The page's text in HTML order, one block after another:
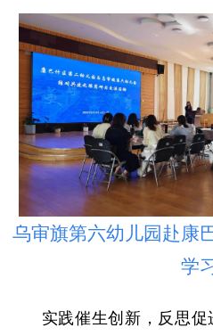
乌审旗第六幼儿园赴康
学
实践催生创新，反思促